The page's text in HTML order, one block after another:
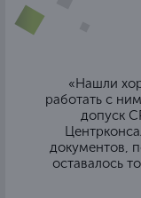
«Нашли
работать с
допуск
документов,
оставалось